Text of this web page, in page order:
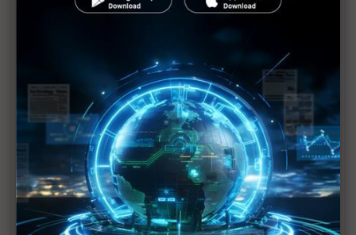
CPU供應缺口擴大英特爾、超微全面漲價 電腦硬體
成本迎新一波漲價潮
英特爾證實調漲OEM客戶CPU價格 AI需求引爆供應
日本PC市場2月出貨年減12.5% Windows 10換機潮
退去需求回落